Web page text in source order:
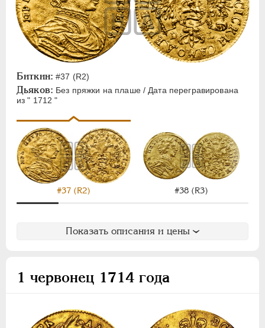
Биткин: #37 (R2)
Дьяков: Без пряжки на плаше / Дата перегравирована
из " 1712 "
#37 (R2) #38 (R3)
Показать описания и цены
1 червонец 1714 года